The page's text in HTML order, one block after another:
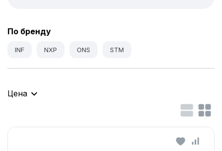
По бренду
INF NXP ONS STM
Цена